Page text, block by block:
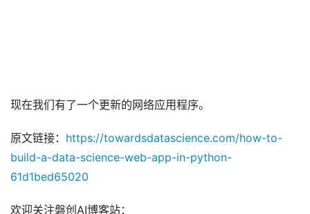
现在我们有了一个更新的网络应用程序。
原文链接： https://towardsdatascience.com/how-to-
build-a-data-science-web-app-in-python-
61d1bed65020
欢迎关注磐创AI博客站：